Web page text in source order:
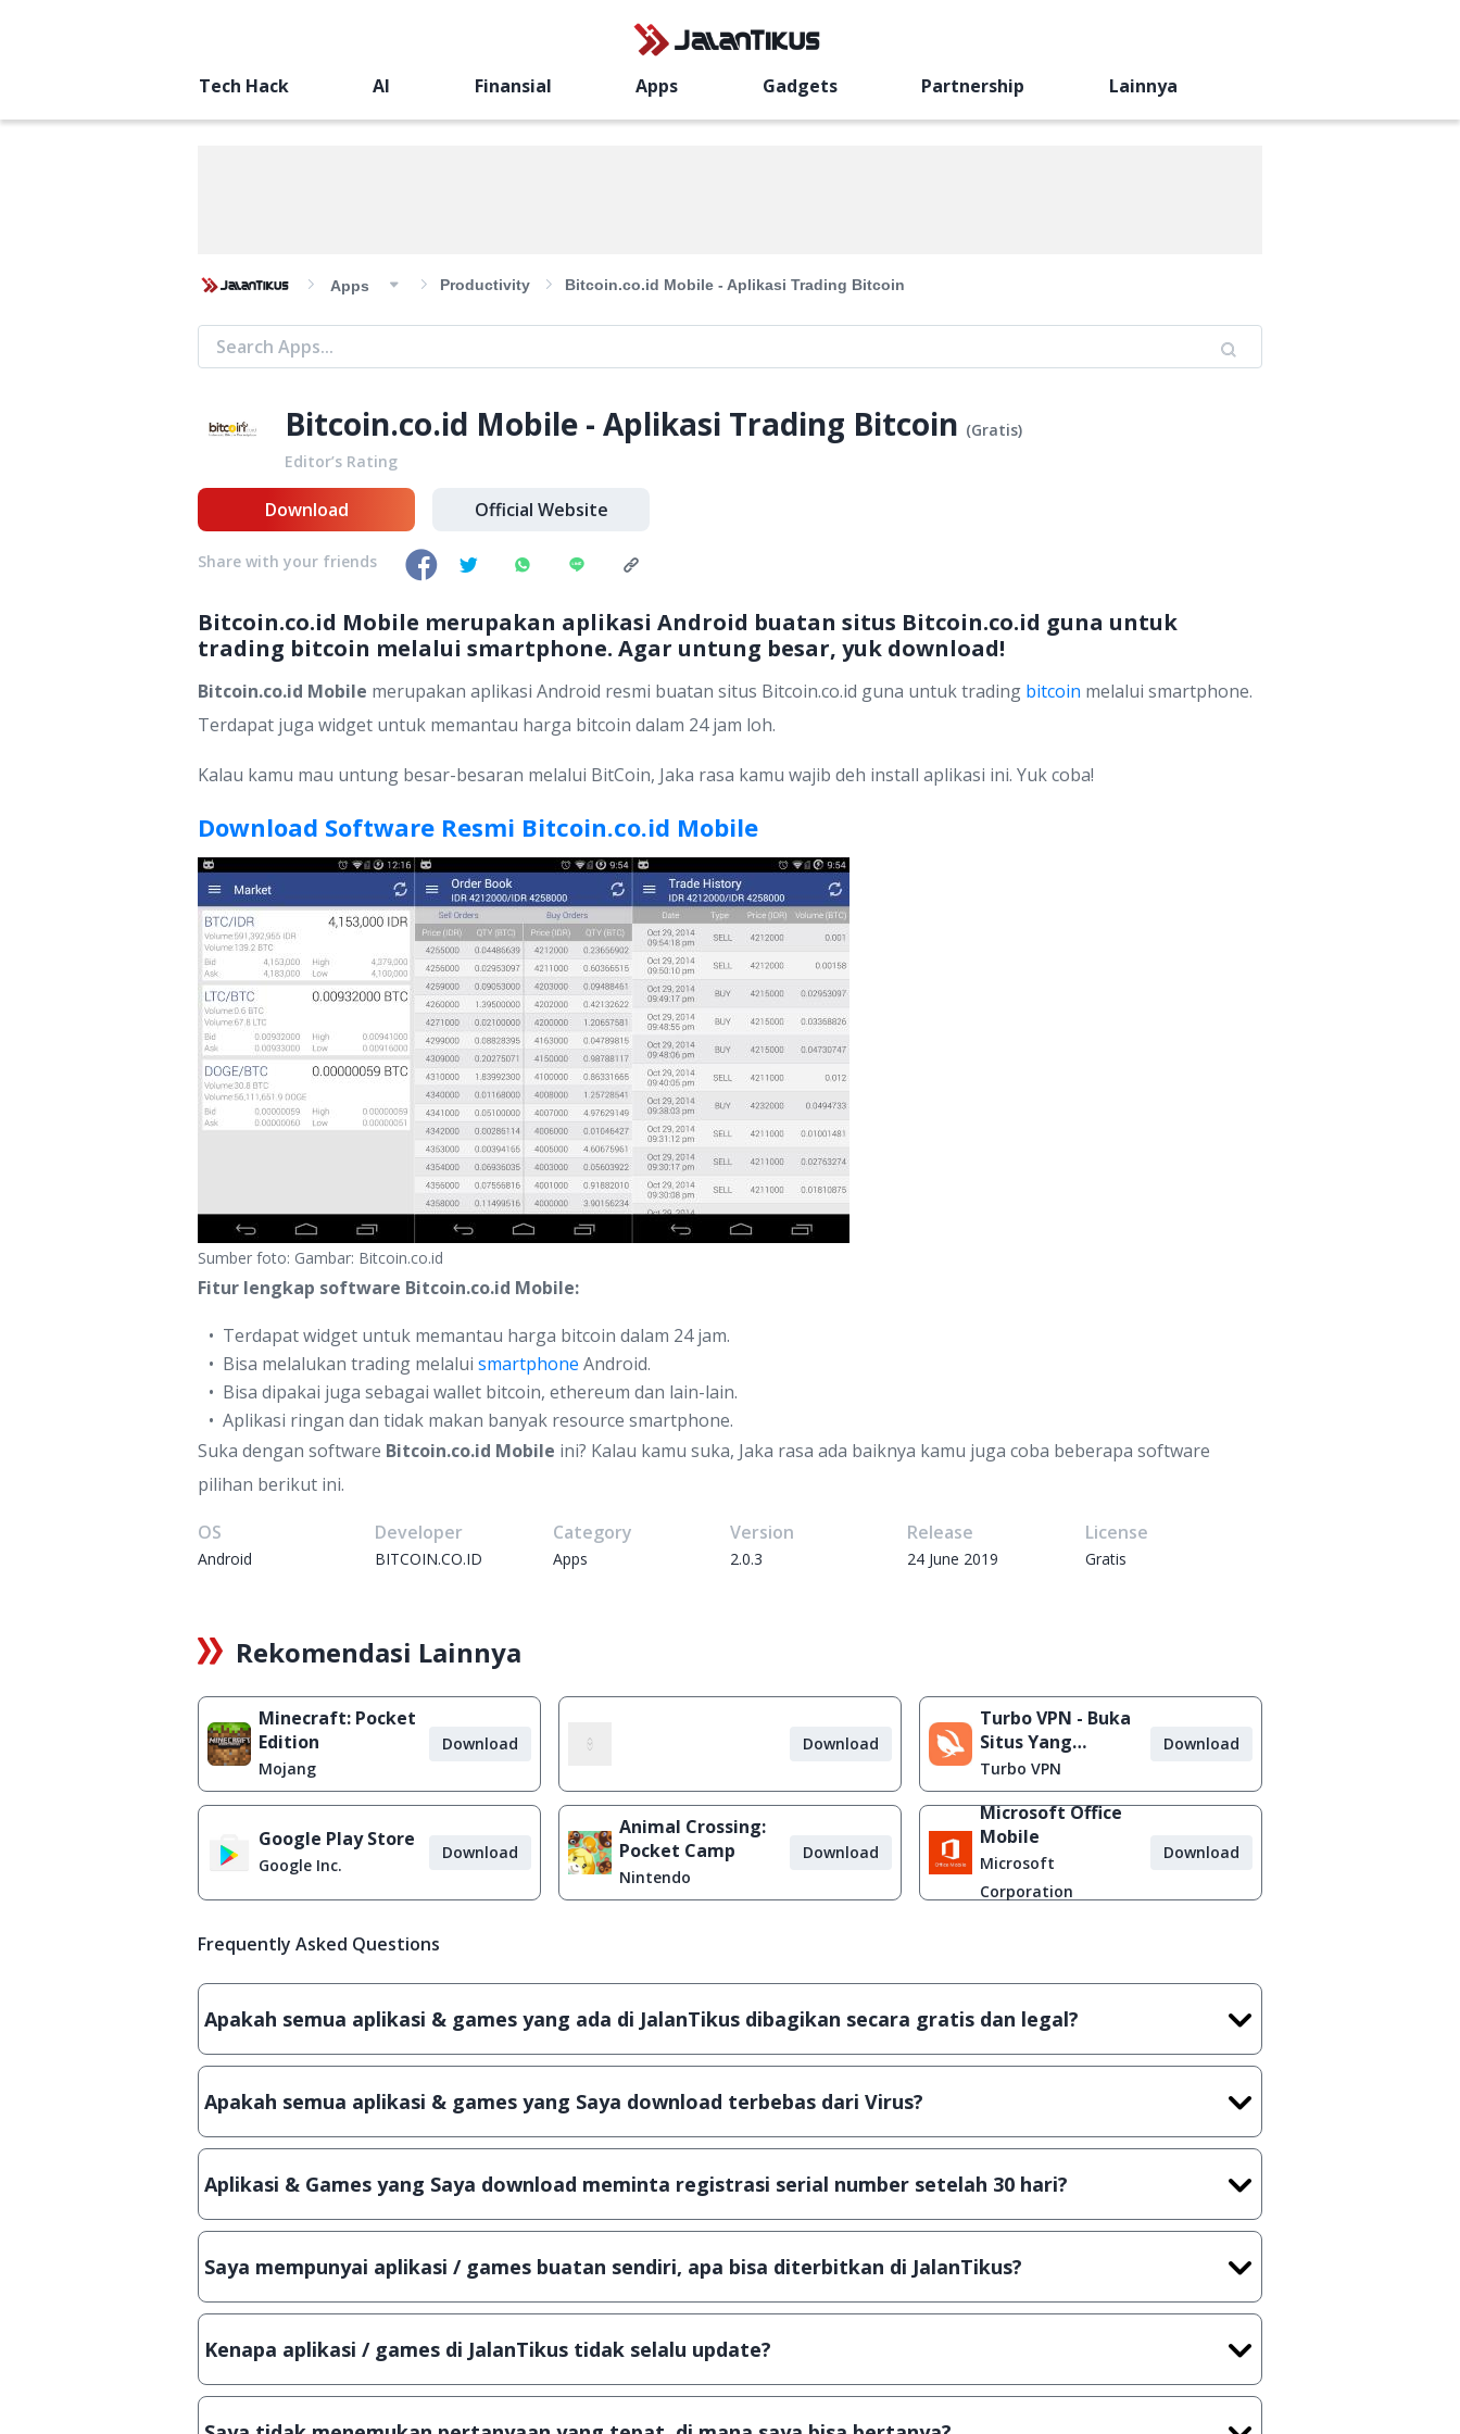
Tech Hack AI Finansial Apps Gadgets Partnership Lainnya
Apps Productivity Bitcoin.co.id Mobile - Aplikasi Trading Bitcoin
Bitcoin.co.id Mobile - Aplikasi Trading Bitcoin (Gratis)
Editor’s Rating
Bitcoin.co.id Mobile merupakan aplikasi Android buatan situs Bitcoin.co.id guna untuk
trading bitcoin melalui smartphone. Agar untung besar, yuk download!
Bitcoin.co.id Mobile merupakan aplikasi Android resmi buatan situs Bitcoin.co.id guna untuk trading bitcoin melalui smartphone.
Terdapat juga widget untuk memantau harga bitcoin dalam 24 jam loh.
Kalau kamu mau untung besar-besaran melalui BitCoin, Jaka rasa kamu wajib deh install aplikasi ini. Yuk coba!
Download Software Resmi Bitcoin.co.id Mobile
Sumber foto: Gambar: Bitcoin.co.id
Fitur lengkap software Bitcoin.co.id Mobile:
Terdapat widget untuk memantau harga bitcoin dalam 24 jam.
Bisa melalukan trading melalui smartphone Android.
Bisa dipakai juga sebagai wallet bitcoin, ethereum dan lain-lain.
Aplikasi ringan dan tidak makan banyak resource smartphone.
Suka dengan software Bitcoin.co.id Mobile ini? Kalau kamu suka, Jaka rasa ada baiknya kamu juga coba beberapa software
pilihan berikut ini.
OS
Android
Developer
BITCOIN.CO.ID
Category
Apps
Version
2.0.3
Release
24 June 2019
License
Gratis
Download Official Website
Share with your friends
Rekomendasi Lainnya
Minecraft: Pocket
Edition
Mojang
Download Download
Turbo VPN - Buka
Situs Yang
Diblokir
Turbo VPN
Download
Google Play Store
Google Inc.
Download
Animal Crossing:
Pocket Camp
Nintendo
Download
Microsoft Office
Mobile
Microsoft
Corporation
Download
Frequently Asked Questions
Apakah semua aplikasi & games yang ada di JalanTikus dibagikan secara gratis dan legal?
Ya, JalanTikus hanya membagikan aplikasi & games yang gratis (Freeware) dan legal, dalam artian tidak (bajakan) hasil crack,
Apakah semua aplikasi & games yang Saya download terbebas dari Virus?
Ya, JalanTikus selalu melakukan scanning dengan 3 jenis Antivirus (Kaspersky, AVG & Avast) sebelum menerbitkan suatu
Aplikasi & Games yang Saya download meminta registrasi serial number setelah 30 hari?
Meskipun dibagikan secara gratis, namun ada beberapa aplikasi & games yang dibagikan secara Shareware, dalam arti hanya
Saya mempunyai aplikasi / games buatan sendiri, apa bisa diterbitkan di JalanTikus?
Tentu saja bisa. Silahkan kirim email keinfo@jalantikus.comdengan menyertakan Nama Aplikasi/Games, Deskripsi serta
Kenapa aplikasi / games di JalanTikus tidak selalu update?
Demi menjaga kualitas aplikasi dan games yang ada di JalanTikus, hingga saat ini kita masih melakukan upload-download